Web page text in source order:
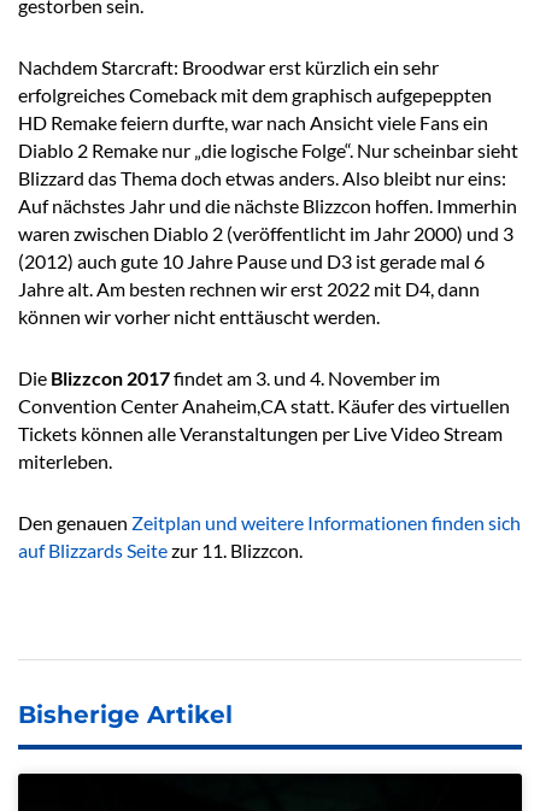
gestorben sein.
Nachdem Starcraft: Broodwar erst kürzlich ein sehr
erfolgreiches Comeback mit dem graphisch aufgepeppten
HD Remake feiern durfte, war nach Ansicht viele Fans ein
Diablo 2 Remake nur „die logische Folge“. Nur scheinbar sieht
Blizzard das Thema doch etwas anders. Also bleibt nur eins:
Auf nächstes Jahr und die nächste Blizzcon hoffen. Immerhin
waren zwischen Diablo 2 (veröffentlicht im Jahr 2000) und 3
(2012) auch gute 10 Jahre Pause und D3 ist gerade mal 6
Jahre alt. Am besten rechnen wir erst 2022 mit D4, dann
können wir vorher nicht enttäuscht werden.
Die Blizzcon 2017findet am 3. und 4. November im
Convention Center Anaheim,CA statt. Käufer des virtuellen
Tickets können alle Veranstaltungen per Live Video Stream
miterleben.
Den genauen Zeitplan und weitere Informationen finden sich
auf Blizzards Seitezur 11. Blizzcon.
Bisherige Artikel